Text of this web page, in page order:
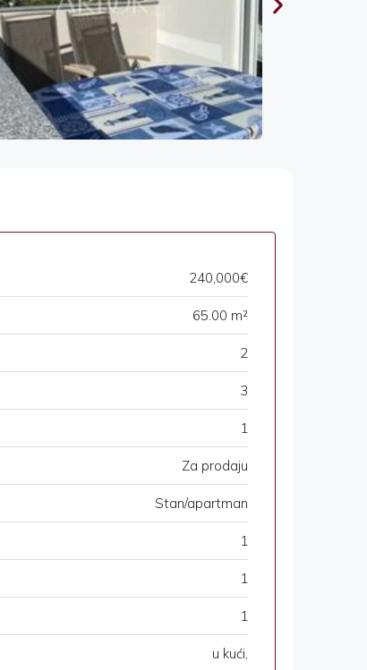
240,000€
65.00 m²
2
3
1
Za prodaju
Stan/apartman
1
1
1
u kući,